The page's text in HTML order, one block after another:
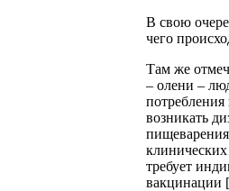
В свою
чего
Там же
– олени –
возникать
требует
вакцинации